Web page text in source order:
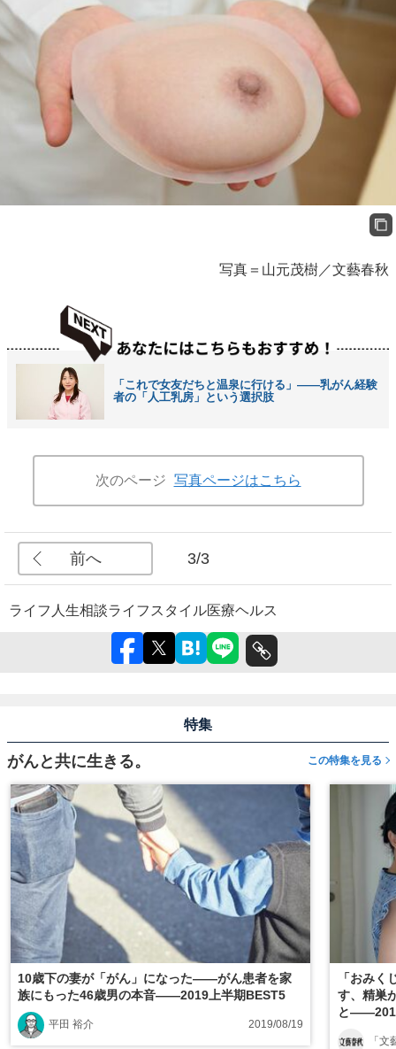
写真＝山元茂樹／文藝春秋
「これで女友だちと温泉に行ける」――乳がん経験
者の「人工乳房」という選択肢
次のページ 写真ページはこちら
前へ 3/3
ライフ 人生相談ライフスタイル医療ヘルス
特集
がんと共に生きる。 この特集を見る
10歳下の妻が「がん」になった――がん患者を家
族にもった46歳男の本音――2019上半期BEST5
平田 裕介 2019/08/19
「おみ
す、精巣
と
「